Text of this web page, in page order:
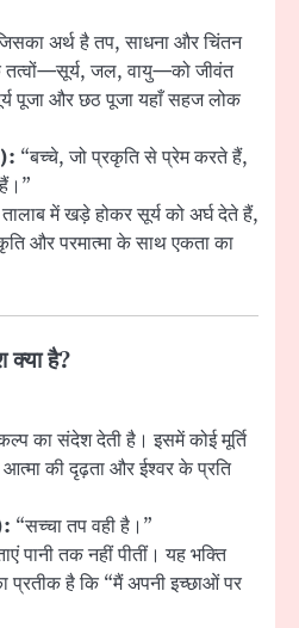
जिसका अर्थ है तप, साधना और चिंतन
तत्वों—सूर्य, जल, वायु—को जीवंत
पूजा और छठ पूजा यहाँ सहज लोक
“बच्चे, जो प्रकृति से प्रेम करते हैं,
तालाब में खड़े होकर सूर्य को अर्घ देते हैं,
और परमात्मा के साथ एकता का
क्या है?
का संदेश देती है। इसमें कोई मूर्ति
की दृढ़ता और ईश्वर के प्रति
“सच्चा तप वही है।”
पानी तक नहीं पीतीं। यह भक्ति
प्रतीक है कि “मैं अपनी इच्छाओं पर